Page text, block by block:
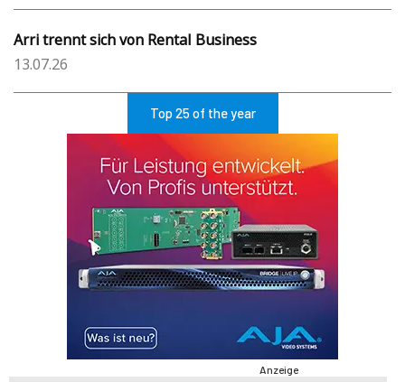
Arri trennt sich von Rental Business
13.07.26
Top 25 of the year
Anzeige